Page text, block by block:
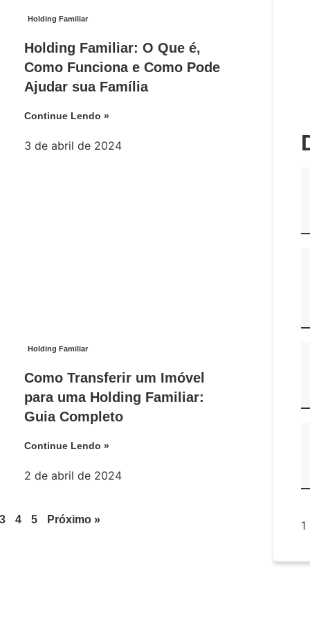
Holding Familiar
Holding Familiar: O Que é,
Como Funciona e Como Pode
Ajudar sua Família
Continue Lendo »
3 de abril de 2024
Holding Familiar
Como Transferir um Imóvel
para uma Holding Familiar:
Guia Completo
Continue Lendo »
2 de abril de 2024
4 5 Próximo »